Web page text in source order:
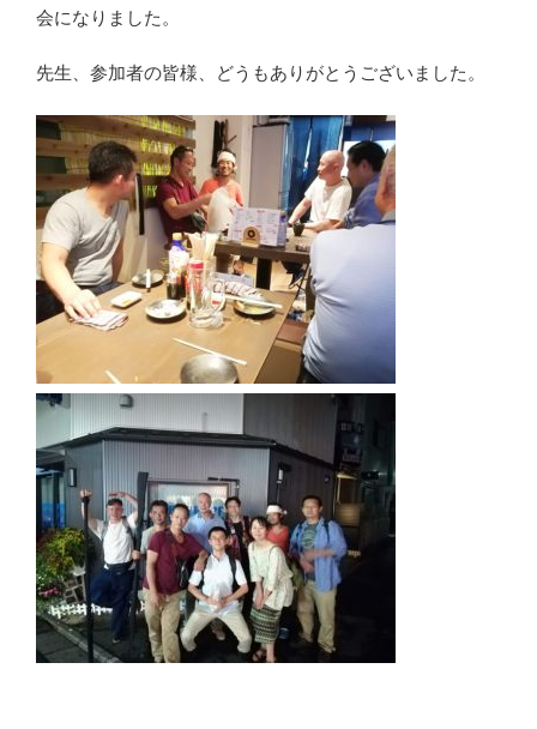
会になりました。
先生、参加者の皆様、どうもありがとうございました。